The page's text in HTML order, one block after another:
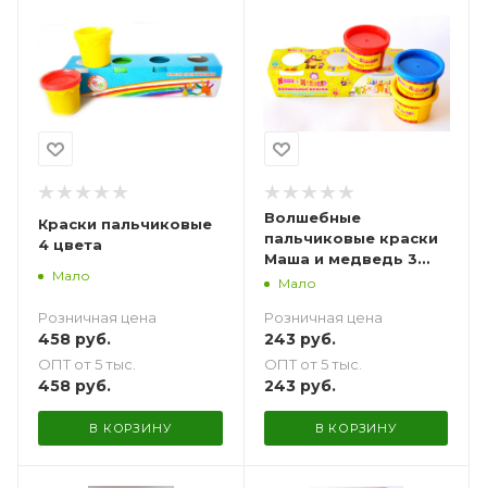
Краски пальчиковые
4 цвета
Мало
Розничная цена
458 руб.
ОПТ от 5 тыс.
458 руб.
В КОРЗИНУ
Волшебные
пальчиковые краски
Маша и медведь 3
баночки
Мало
Розничная цена
243руб.
ОПТ от 5 тыс.
243руб.
В КОРЗИНУ